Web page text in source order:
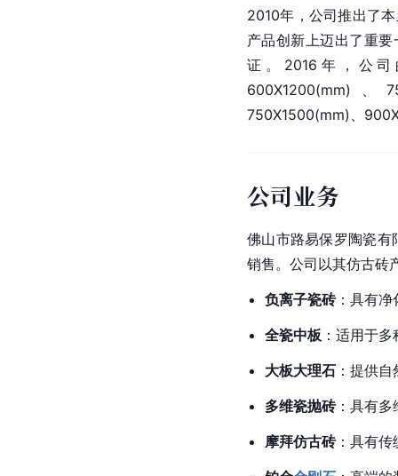
2010年，公司推出了
产品创新上迈出了重
证。2016年，公
600X1200(mm)
750X1500(mm)、
公司业务
佛山市路易保罗陶瓷有
销售。公司以其仿古砖
负离子瓷砖：具有净
全瓷中板 ：适用于
大板大理石 ：提供
多维瓷抛砖：具有多
摩拜仿古砖：具有传